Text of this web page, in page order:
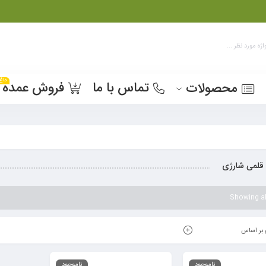
محصولات تماس با ما فروش عمدهداغ
قلمی شارژی
Showing
اساس